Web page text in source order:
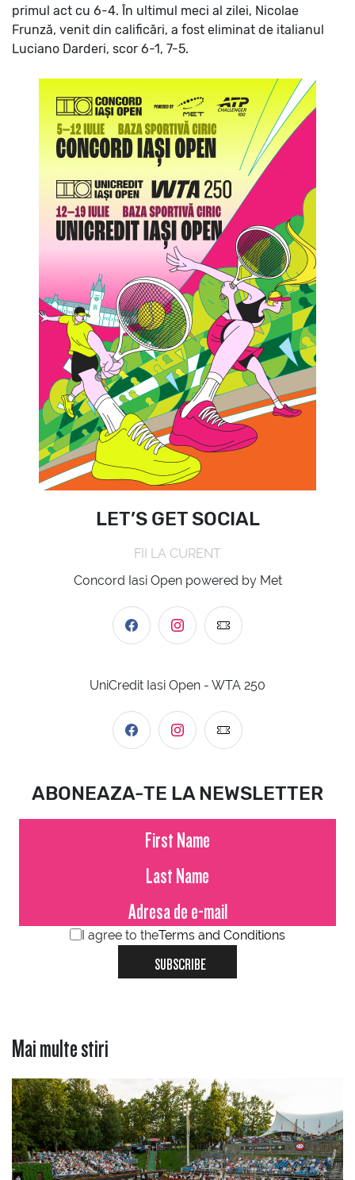
primul act cu 6-4. În ultimul meci al zilei, Nicolae
Frunză, venit din calificări, a fost eliminat de italianul
Luciano Darderi, scor 6-1, 7-5.
LET’S GET SOCIAL
FII LA CURENT
Concord Iasi Open powered by Met
UniCredit Iasi Open - WTA 250
ABONEAZA-TE LA NEWSLETTER
I agree to theTerms and Conditions
SUBSCRIBE
Mai multe stiri